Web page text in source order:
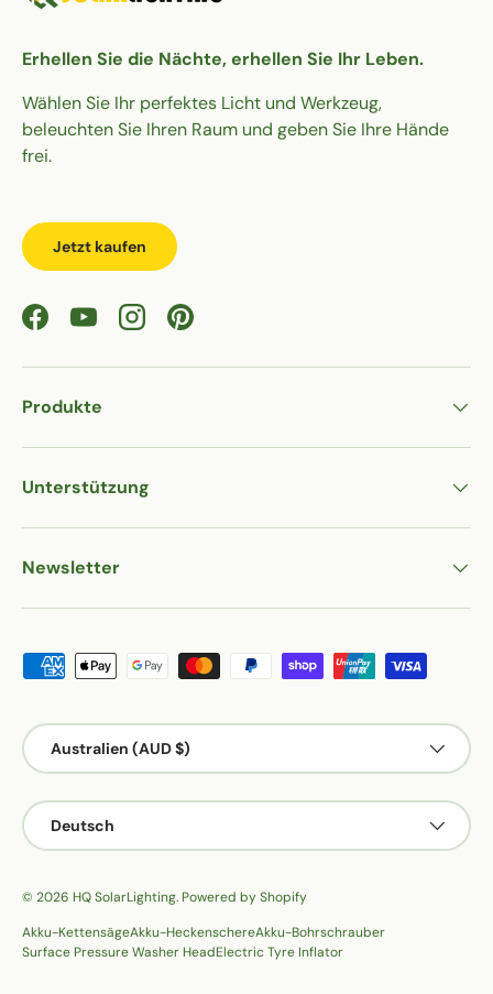
Erhellen Sie die Nächte, erhellen Sie Ihr Leben.
Wählen Sie Ihr perfektes Licht und Werkzeug,
beleuchten Sie Ihren Raum und geben Sie Ihre Hände
frei.
Jetzt kaufen
FacebookYouTubeInstagramPinterest
Produkte
Unterstützung
Newsletter
Zahlungsmethoden
Land/Region
Australien (AUD $)
Sprache
Deutsch
© 2026 HQ SolarLighting. Powered by Shopify
Akku-KettensägeAkku-HeckenschereAkku-Bohrschrauber
Surface Pressure Washer HeadElectric Tyre Inflator